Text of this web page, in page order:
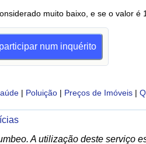
muito baixo, e se o valor é
num inquérito
| Poluição | Preços de Imóveis |
A utilização deste serviço